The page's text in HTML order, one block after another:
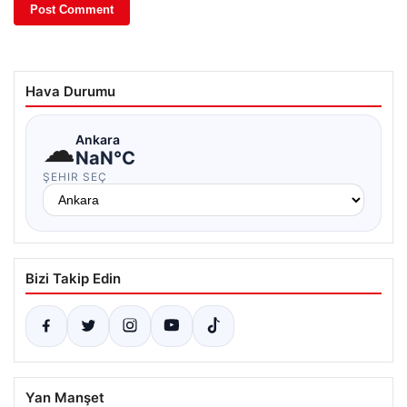
Hava Durumu
☁Ankara
NaN°C
ŞEHIR SEÇ
Bizi Takip Edin
Yan Manşet